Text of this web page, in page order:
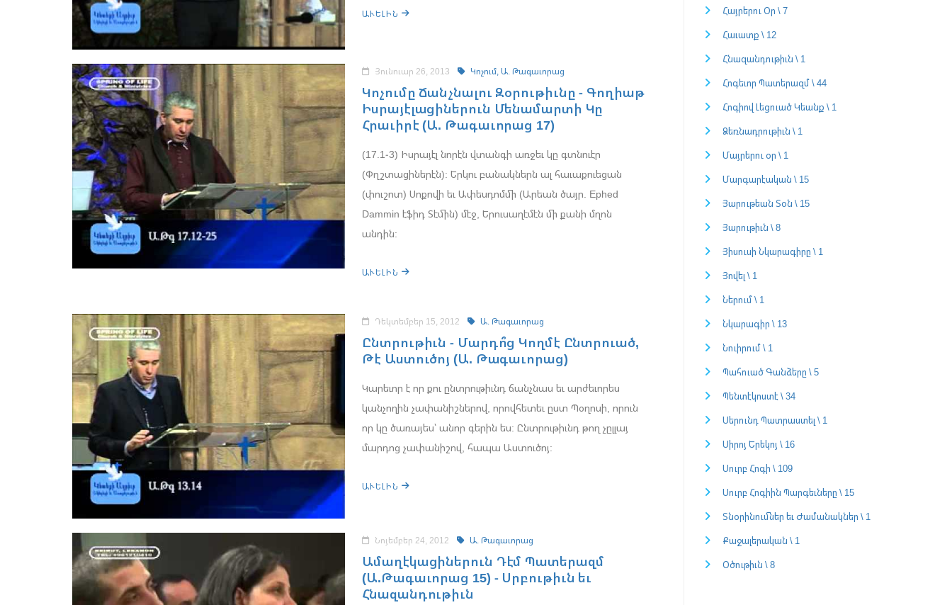
ԱՒԵԼԻՆ
Յունուար 26, 2013 Կոչում,Ա. Թագաւորաց
Կոչումը Ճանչնալու Զօրութիւնը - Գողիաթ
Իսրայէլացիներուն Մենամարտի Կը
Հրաւիրէ (Ա. Թագաւորաց 17)
(17.1-3) Իսրայէլ նորէն վտանգի առջեւ կը գտնուէր
(Փղշտացիներէն): Երկու բանակներն ալ հաւաքուեցան
(փուշոտ) Սոքովի եւ Ափեսդոմմի (Արեան ծայր. Ephed
Dammin էֆիդ Տէմին) մէջ, Երուսաղէմէն մի քանի մղոն
անդին:
ԱՒԵԼԻՆ
Դեկտեմբեր 15, 2012 Ա. Թագաւորաց
Ընտրութիւն - Մարդո՞ց Կողմէ Ընտրուած,
Թէ Աստուծոյ (Ա. Թագաւորաց)
Կարեւոր է որ քու ընտրութիւնդ ճանչնաս եւ արժեւորես
կանչողին չափանիշներով, որովհետեւ ըստ Պօղոսի, որուն
որ կը ծառայես՝ անոր գերին ես: Ընտրութիւնդ թող չըլլայ
մարդոց չափանիշով, հապա Աստուծոյ:
ԱՒԵԼԻՆ
Նոյեմբեր 24, 2012 Ա. Թագաւորաց
Ամաղէկացիներուն Դէմ Պատերազմ
(Ա.Թագաւորաց 15) - Սրբութիւն եւ
Հնազանդութիւն
Հայրերու Օր \ 7
Հաւատք \ 12
Հնազանդութիւն \ 1
Հոգեւոր Պատերազմ \ 44
Հոգիով Լեցուած Կեանք \ 1
Ձեռնադրութիւն \ 1
Մայրերու օր \ 1
Մարգարէական \ 15
Յարութեան Տօն \ 15
Յարութիւն \ 8
Յիսուսի Նկարագիրը \ 1
Յովել \ 1
Ներում \ 1
Նկարագիր \ 13
Նուիրում \ 1
Պահուած Գանձերը \ 5
Պենտէկոստէ \ 34
Սերունդ Պատրաստել \ 1
Սիրոյ Երեկոյ \ 16
Սուրբ Հոգի \ 109
Սուրբ Հոգիին Պարգեւները \ 15
Տնօրինումներ եւ Ժամանակներ \ 1
Քաջալերական \ 1
Օծութիւն \ 8